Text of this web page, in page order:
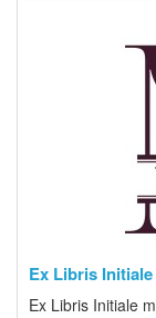
Ex Libris
Ex Libris Initiale